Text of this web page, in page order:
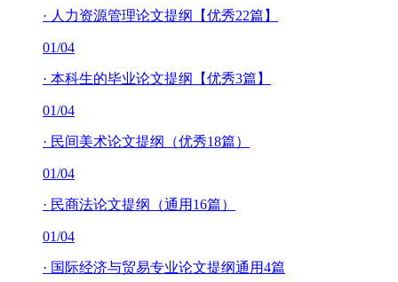
· 人力资源管理论文提纲【优秀22篇】
01/04
· 本科生的毕业论文提纲【优秀3篇】
01/04
· 民间美术论文提纲（优秀18篇）
01/04
· 民商法论文提纲（通用16篇）
01/04
· 国际经济与贸易专业论文提纲通用4篇